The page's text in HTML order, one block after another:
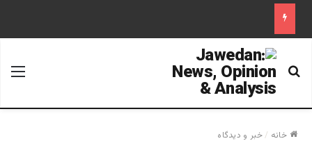
جستجو برای
خانه /خبر و دیدگاه